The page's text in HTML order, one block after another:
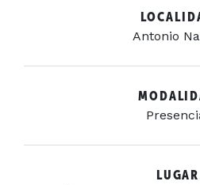
Antonio
LUGAR